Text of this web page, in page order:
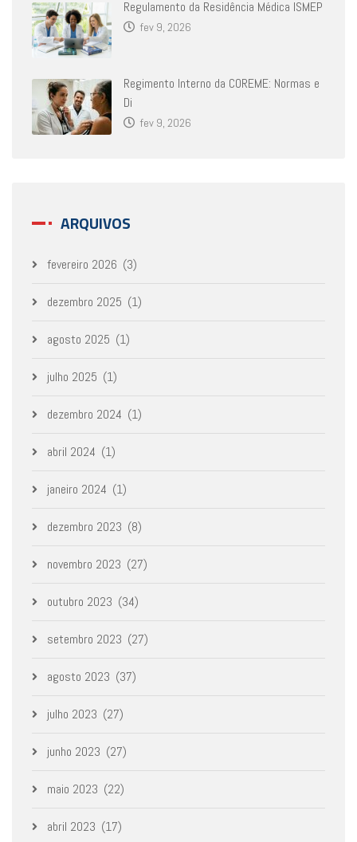
Regulamento da Residência Médica ISMEP
fev 9, 2026
Regimento Interno da COREME: Normas e
Di
fev 9, 2026
ARQUIVOS
fevereiro 2026 (3)
dezembro 2025 (1)
agosto 2025 (1)
julho 2025 (1)
dezembro 2024 (1)
abril 2024 (1)
janeiro 2024 (1)
dezembro 2023 (8)
novembro 2023 (27)
outubro 2023 (34)
setembro 2023 (27)
agosto 2023 (37)
julho 2023 (27)
junho 2023 (27)
maio 2023 (22)
abril 2023 (17)